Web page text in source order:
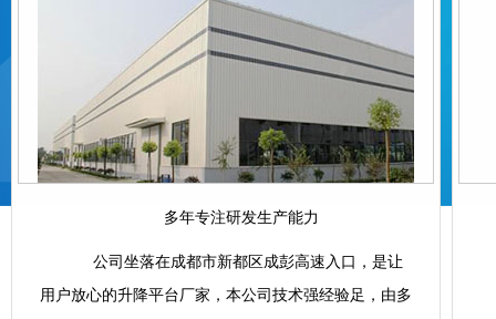
多年专注研发生产能力
公司坐落在成都市新都区成彭高速入口，是让
用户放心的升降平台厂家，本公司技术强经验足，由多